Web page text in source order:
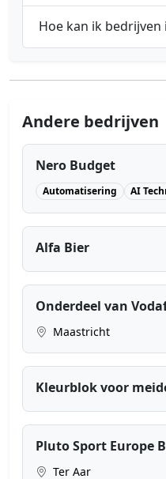
Hoe kan ik
Andere bedrijven
Nero Budget
Automatisering AI
Alfa Bier
Onderdeel van
Maastricht
Kleurblok voor
Pluto Sport Europe
Ter Aar